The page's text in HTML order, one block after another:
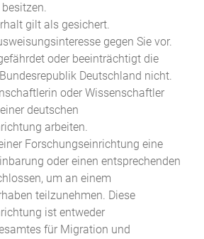
gilt als gesichert.
gegen Sie vor.
oder beeinträchtigt die
Deutschland nicht.
oder Wissenschaftler
deutschen
arbeiten.
Forschungseinrichtung eine
oder einen entsprechenden
um an einem
teilzunehmen. Diese
ist entweder
für Migration und